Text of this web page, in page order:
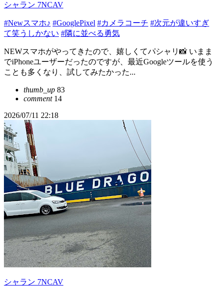
シャラン 7NCAV
#Newスマホ♪ #GooglePixel #カメラコーチ #次元が違いすぎ
て笑うしかない #隣に並べる勇気
NEWスマホがやってきたので、嬉しくてパシャリ📸 いまま
でiPhoneユーザーだったのですが、最近Googleツールを使う
ことも多くなり、試してみたかった...
thumb_up 83
comment14
2026/07/11 22:18
シャラン 7NCAV